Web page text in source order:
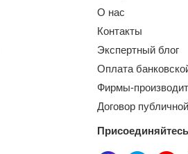
О нас
Контакты
Экспертный блог
Оплата
Фирмы-
Договор
Присоединяйтесь